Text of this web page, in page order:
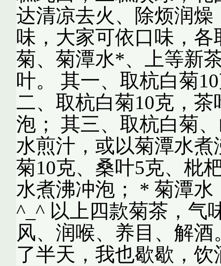
达清凉去火、除烦润
味，大家可依口味，
菊、菊潭水*、上等新
叶。 其一、取杭白菊
二、取杭白菊10克，
泡； 其三、取杭白菊
水煎汁，或以菊潭水
菊10克、桑叶5克、枇
水煮沸冲泡； * 菊潭
^_^ 以上四款菊茶，气
风、润喉、养目、解
了半天，我也歇歇，